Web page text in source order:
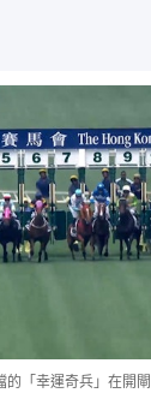
「幸運奇兵」在開